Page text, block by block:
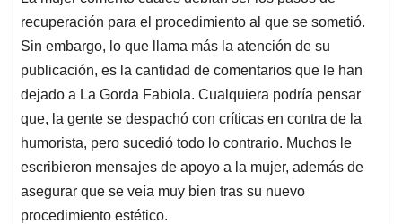
recuperación para el procedimiento al que se sometió.
Sin embargo, lo que llama más la atención de su
publicación, es la cantidad de comentarios que le han
dejado a La Gorda Fabiola. Cualquiera podría pensar
que, la gente se despachó con críticas en contra de la
humorista, pero sucedió todo lo contrario. Muchos le
escribieron mensajes de apoyo a la mujer, además de
asegurar que se veía muy bien tras su nuevo
procedimiento estético.